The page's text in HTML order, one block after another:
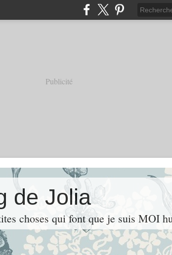
Publicité
de Jolia
choses qui font que je suis MOI